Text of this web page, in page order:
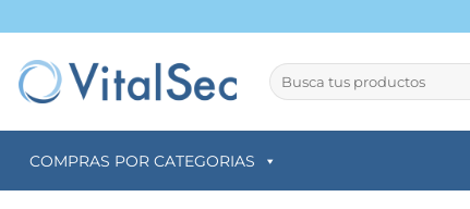
al
contenido
Buscar
por:
COMPRAS POR CATEGORIAS